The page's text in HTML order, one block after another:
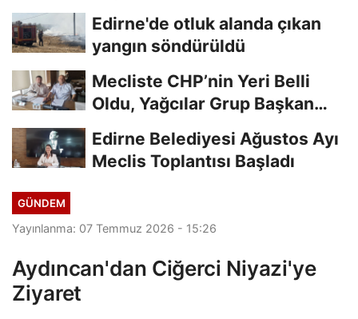
Edirne'de otluk alanda çıkan
yangın söndürüldü
Mecliste CHP’nin Yeri Belli
Oldu, Yağcılar Grup Başkan
Edirne Belediyesi Ağustos Ayı
Meclis Toplantısı Başladı
GÜNDEM
Yayınlanma: 07 Temmuz 2026 - 15:26
Aydıncan'dan Ciğerci Niyazi'ye
Ziyaret